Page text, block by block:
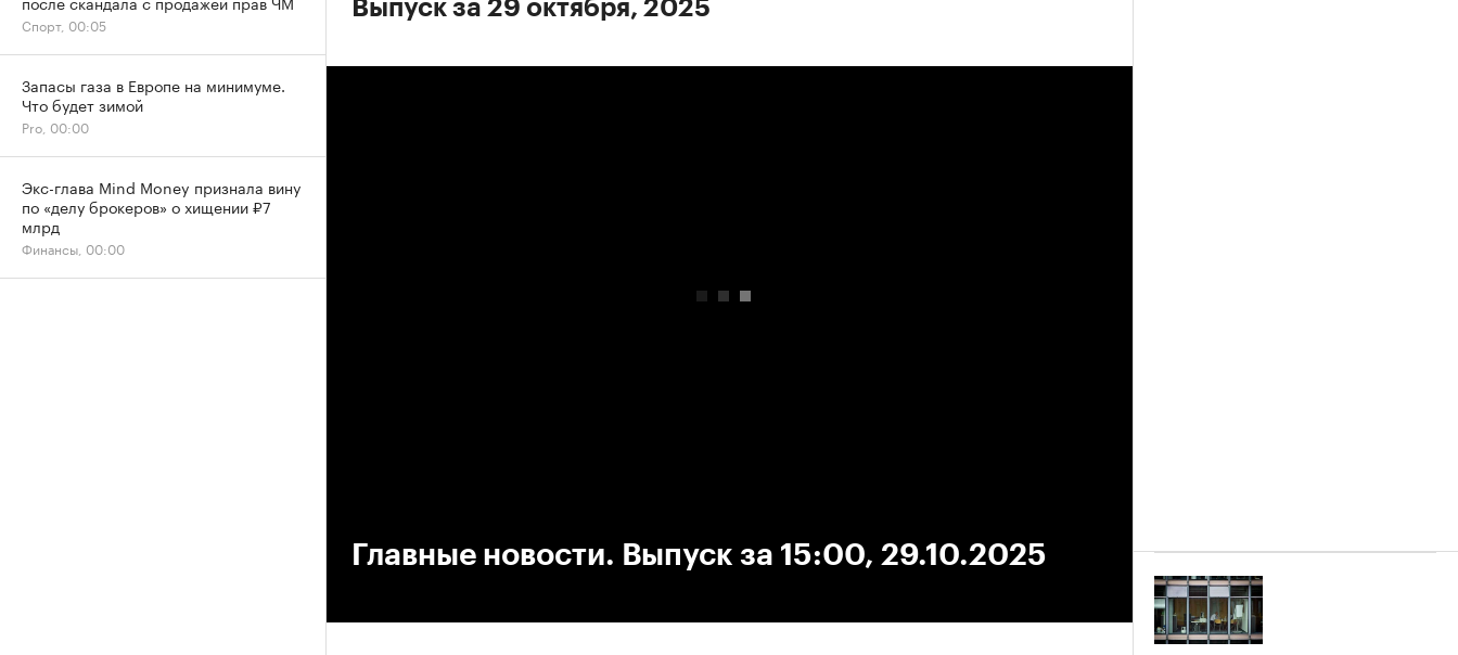
Выпуск за 29 октября, 2025
Главные новости. Выпуск за 15:00, 29.10.2025
Спорт, 00:05
Запасы газа в Европе на минимуме.
Что будет зимой
Pro, 00:00
Экс-глава Mind Money признала вину
по «делу брокеров» о хищении ₽7
млрд
Финансы, 00:00